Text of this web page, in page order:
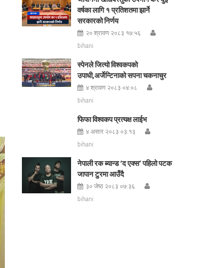
वर्षका लागि १ प्रतिशतमा झार्ने
सरकारको निर्णय
२० श्रावण २०८३ १७:५६
bihani
स्पेनले जित्यो विश्वकपको
उपाधी,अर्जेन्टिनाको सपना चकनाचुर
४ श्रावण २०८३ ०४:०८
bihani
फिफा विश्वकप प्रत्यक्ष लाईभ
४ असार २०८३ ०३:१३
bihani
नेपाली रक ब्यान्ड ‘द एक्स’ पहिलो पटक
जापान टुरमा आउँदै
३० जेष्ठ २०८३ ०७:३६
bihani